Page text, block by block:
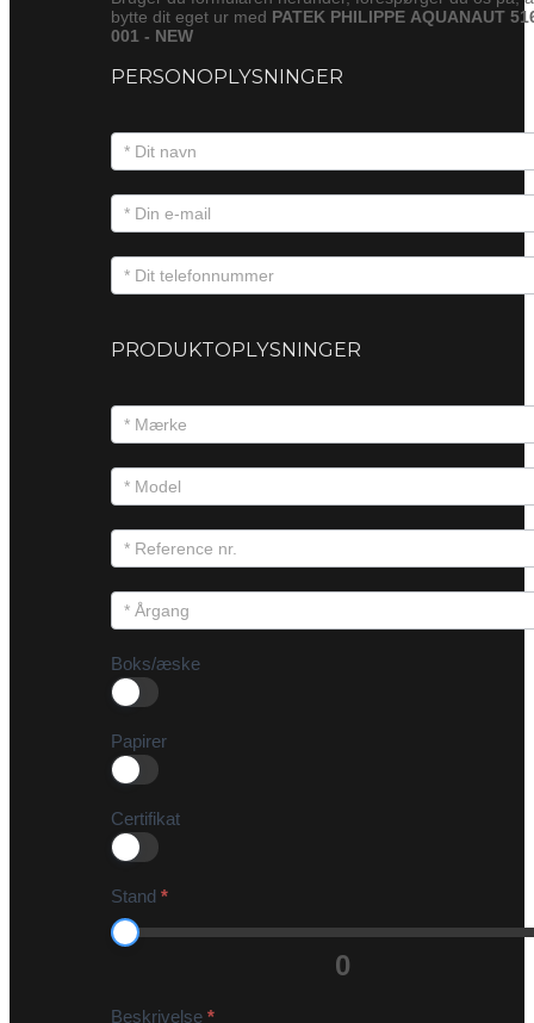
bytte dit eget ur med PATEK PHILIPPE AQUANAUT
001 - NEW
PERSONOPLYSNINGER
PRODUKTOPLYSNINGER
Boks/æske
Papirer
Certifikat
Stand *
0
Beskrivelse *